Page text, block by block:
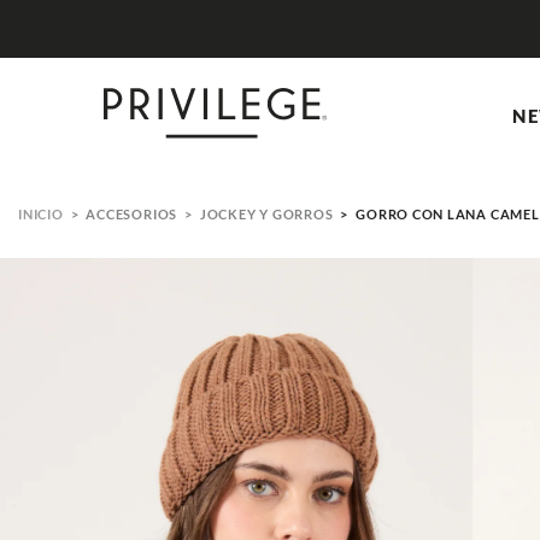
ACCESORIOS JOCKEY Y GORROS GORRO CON LANA CAMEL